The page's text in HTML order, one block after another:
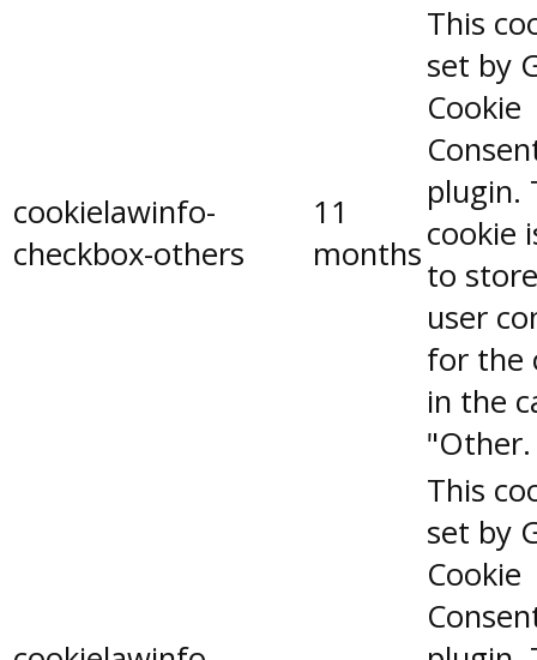
cookielawinfo-
checkbox-others
11
months
This
set by
Cookie
plugin.
cookie
to
user
for the
in the
"Other.
This
set by
Cookie